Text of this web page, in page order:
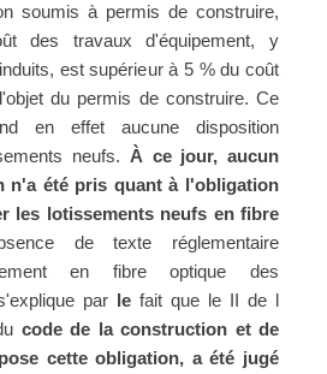
soumis à permis de construire,
des travaux d'équipement, y
est supérieur à 5 % du coût
du permis de construire. Ce
en effet aucune disposition
neufs. À ce jour, aucun
n'a été pris quant à l'obligation
les lotissements neufs en fibre
de texte réglementaire
en fibre optique des
par le fait que le II de l
code de la construction et de
cette obligation, a été jugé